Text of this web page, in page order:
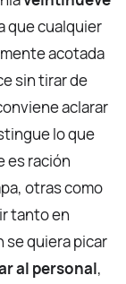
que cualquier
acotada
sin tirar de
aclarar
lo que
es ración
otras como
tanto en
se quiera picar
al personal,